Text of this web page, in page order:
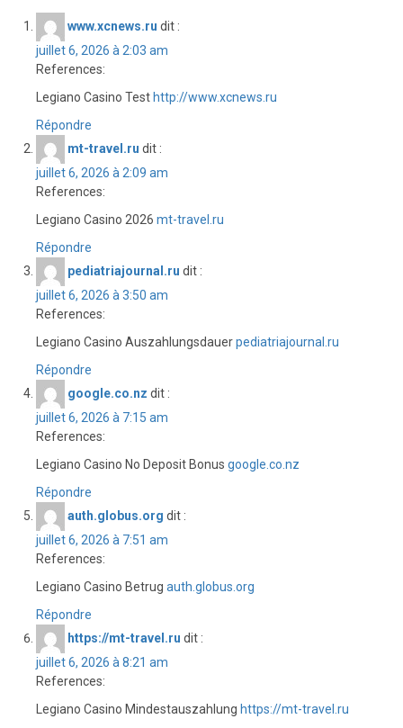
www.xcnews.ru dit :
juillet 6, 2026 à 2:03 am
References:
Legiano Casino Test http://www.xcnews.ru
Répondre
mt-travel.ru dit :
juillet 6, 2026 à 2:09 am
References:
Legiano Casino 2026 mt-travel.ru
Répondre
pediatriajournal.ru dit :
juillet 6, 2026 à 3:50 am
References:
Legiano Casino Auszahlungsdauerpediatriajournal.ru
Répondre
google.co.nz dit :
juillet 6, 2026 à 7:15 am
References:
Legiano Casino No Deposit Bonus google.co.nz
Répondre
auth.globus.org dit :
juillet 6, 2026 à 7:51 am
References:
Legiano Casino Betrug auth.globus.org
Répondre
https://mt-travel.ru dit :
juillet 6, 2026 à 8:21 am
References:
Legiano Casino Mindestauszahlung https://mt-travel.ru